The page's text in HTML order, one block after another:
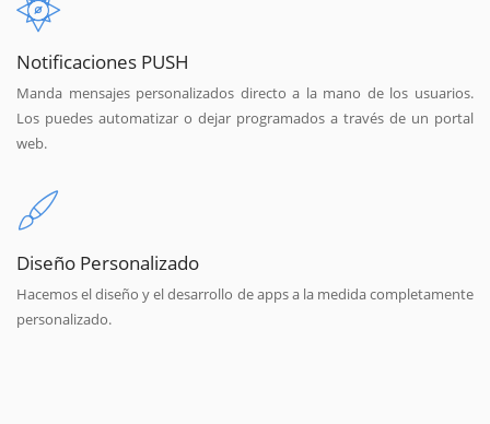
Notificaciones PUSH
Manda mensajes personalizados directo a la mano de los usuarios.
Los puedes automatizar o dejar programados a través de un portal
web.
Diseño Personalizado
Hacemos el diseño y el desarrollo de apps a la medida completamente
personalizado.